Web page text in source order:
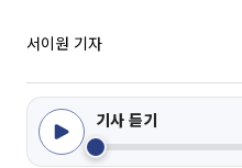
서이원 기자
기사 듣기